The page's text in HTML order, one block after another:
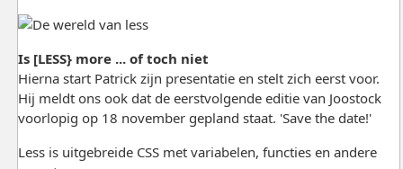
Is [LESS} more ... of toch niet
Hierna start Patrick zijn presentatie en stelt zich eerst voor.
Hij meldt ons ook dat de eerstvolgende editie van Joostock
voorlopig op 18 november gepland staat. 'Save the date!'
Less is uitgebreide CSS met variabelen, functies en andere